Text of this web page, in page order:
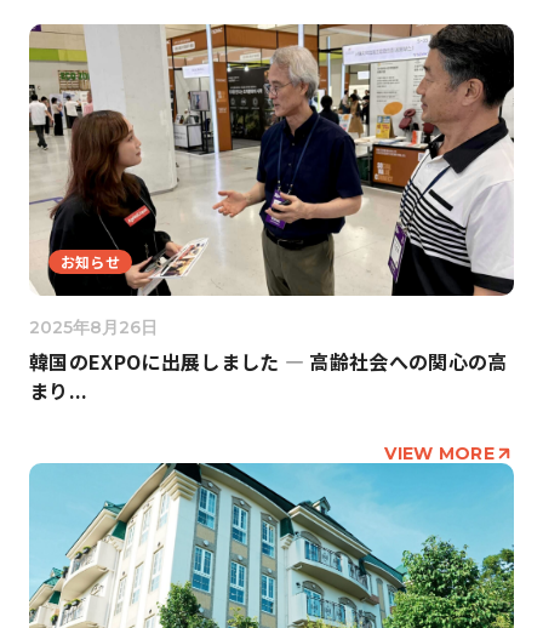
お知らせ
2025年8月26日
韓国のEXPOに出展しました ― 高齢社会への関心の高
まり...
VIEW MORE